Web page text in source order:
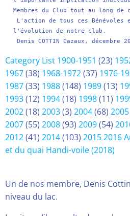
Membres du Club tout au long de
l'évolution de notre club.
Denis COTTIN Cazaux, décembre
Category List 1900-1951 (23)
1967(38) 1968-1972(37) 1976-
1987(33) 1988(148) 1989(13)
1993(12) 1994(18) 1998(11)
2002(18) 2003(3) 2004(68) 2005
2007(55) 2008(93) 2009(54)
2012(41) 2014(103) 20152016
et du quai Handi-voile (2018)
Un de nos membre, Denis
niveau du lac.